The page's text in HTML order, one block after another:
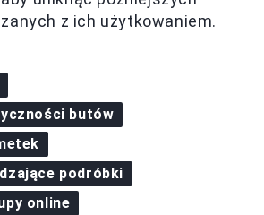
z ich użytkowaniem.
butów
podróbki
online